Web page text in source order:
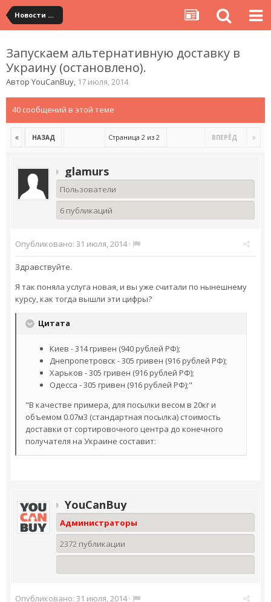
Новости сервиса
Запускаем альтернативную доставку в
Украину (остановлено).
Автор YouCanBuy, 17 июля, 2014
40 сообщений в этой теме
НАЗАД ВПЕРЁД
Страница 2 из 2
glamurs
Пользователи
6 публикаций
Опубликовано: 31 июля, 2014·
Здравствуйте.
Я так поняла услуга новая, и вы уже считали по нынешнему
курсу, как тогда вышли эти цифры?
Цитата
Киев - 314 гривен (940 рублей РФ);
Днепропетровск - 305 гривен (916 рублей РФ);
Харьков - 305 гривен (916 рублей РФ);
Одесса - 305 гривен (916 рублей РФ);"
"В качестве примера, для посылки весом в 20кг и
объемом 0.07м3 (стандартная посылка) стоимость
доставки от сортировочного центра до конечного
получателя на Украине составит:
YouCanBuy
Администраторы
2372 публикации
Опубликовано: 31 июля, 2014·